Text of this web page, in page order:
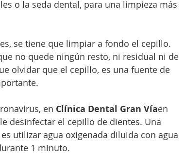
o la seda dental, para una limpieza más
se tiene que limpiar a fondo el cepillo.
no quede ningún resto, ni residual ni de
olvidar que el cepillo, es una fuente de
en Clínica Dental Gran Víaen
desinfectar el cepillo de dientes. Una
utilizar agua oxigenada diluida con agua
1 minuto.